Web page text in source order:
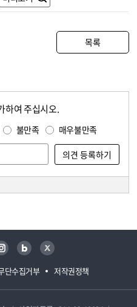
목록
하여 주십시오.
불만족 매우불만족
단수집거부 저작권정책
인스타그램 블로그 트위터